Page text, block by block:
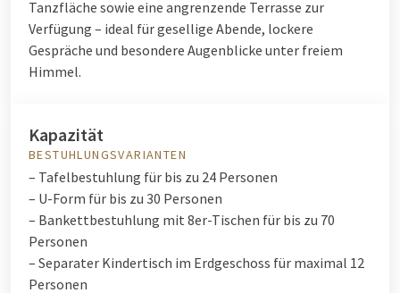
Tanzfläche sowie eine angrenzende Terrasse zur
Verfügung – ideal für gesellige Abende, lockere
Gespräche und besondere Augenblicke unter freiem
Himmel.
Kapazität
BESTUHLUNGSVARIANTEN
– Tafelbestuhlung für bis zu 24 Personen
– U-Form für bis zu 30 Personen
– Bankettbestuhlung mit 8er-Tischen für bis zu 70
Personen
– Separater Kindertisch im Erdgeschoss für maximal 12
Personen